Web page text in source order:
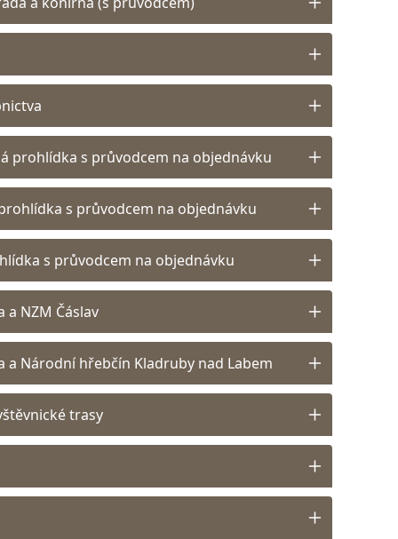
prohlídka s průvodcem na objednávku
s průvodcem na objednávku
s průvodcem na objednávku
a NZM Čáslav
a Národní hřebčín Kladruby nad Labem
trasy